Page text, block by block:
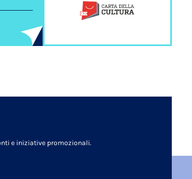
e iniziative promozionali.